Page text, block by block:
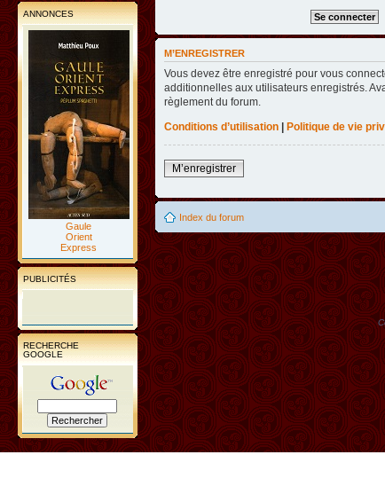
ANNONCES
Gaule
Orient
Express
PUBLICITÉS
RECHERCHE
GOOGLE
M’ENREGISTRER
Vous devez être enregistré pour vous
additionnelles aux utilisateurs enregistrés.
règlement du forum.
Conditions d’utilisation
Politique de vie
M’enregistrer
Index du forum